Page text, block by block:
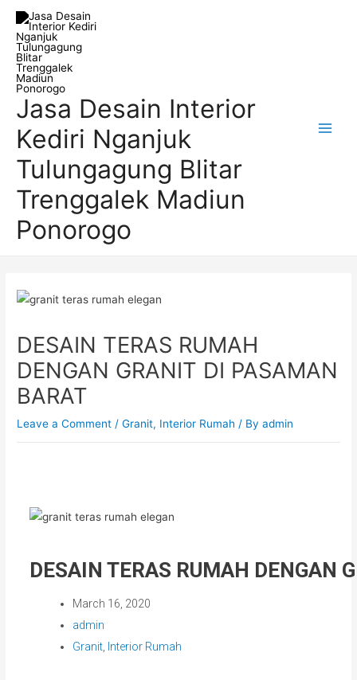
Skip
content
Jasa Desain Interior
Kediri Nganjuk
Tulungagung Blitar
Trenggalek Madiun
Ponorogo
DESAIN TERAS RUMAH
DENGAN GRANIT DI PASAMAN
BARAT
Leave a Comment /Granit, Interior Rumah / Byadmin
DESAIN TERAS RUMAH DENGAN
March 16, 2020
admin
Granit
Interior Rumah
Post
navigation